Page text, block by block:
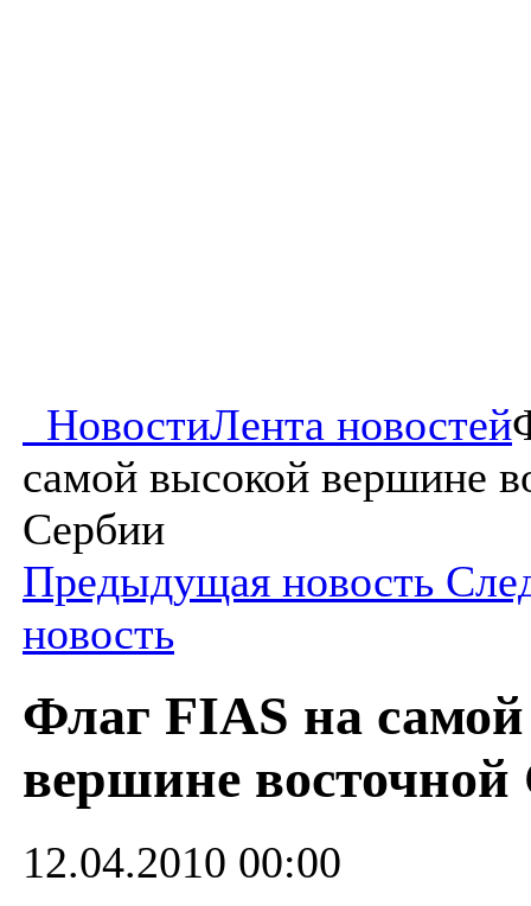
НовостиЛента новостей
самой высокой вершине
Сербии
Предыдущая новость
новость
Флаг FIAS на
вершине
12.04.2010 00:00